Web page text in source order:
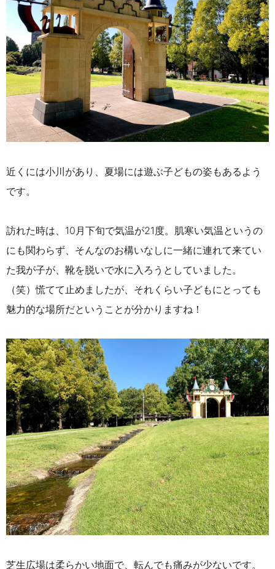
近くには小川があり、夏場には遊ぶ子どもの姿もあるよう
です。
訪れた時は、10月下旬で気温が21度。肌寒い気温というの
にも関わらず、そんなのお構いなしに一緒に連れて来てい
た我が子が、靴を脱いで水に入ろうとしていました。
（笑）慌てて止めましたが、それくらい子どもにとっても
魅力的な場所だということが分かりますね！
芝生広場は柔らかい地面で、転んでも痛みが少ないです。